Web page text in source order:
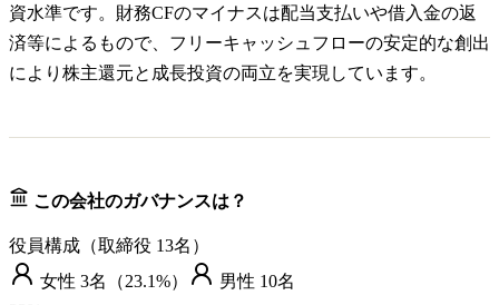
資水準です。財務CFのマイナスは配当支払いや借入金の返
済等によるもので、フリーキャッシュフローの安定的な創出
により株主還元と成長投資の両立を実現しています。
この会社のガバナンスは？
役員構成（取締役 13名）
女性 3名（23.1%） 男性 10名